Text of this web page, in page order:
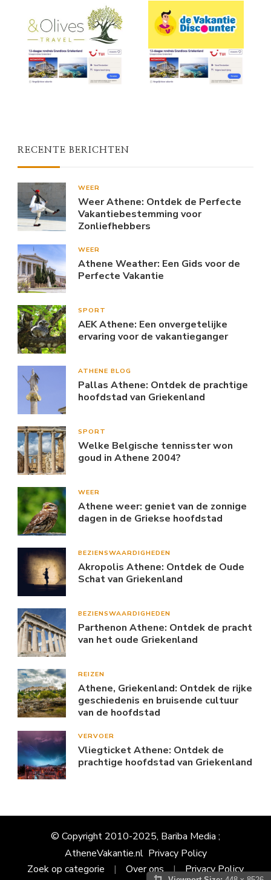
RECENTE BERICHTEN
WEER
Weer Athene: Ontdek de Perfecte
Vakantiebestemming voor
Zonliefhebbers
WEER
Athene Weather: Een Gids voor de
Perfecte Vakantie
SPORT
AEK Athene: Een onvergetelijke
ervaring voor de vakantieganger
ATHENE BLOG
Pallas Athene: Ontdek de prachtige
hoofdstad van Griekenland
SPORT
Welke Belgische tennisster won
goud in Athene 2004?
WEER
Athene weer: geniet van de zonnige
dagen in de Griekse hoofdstad
BEZIENSWAARDIGHEDEN
Akropolis Athene: Ontdek de Oude
Schat van Griekenland
BEZIENSWAARDIGHEDEN
Parthenon Athene: Ontdek de pracht
van het oude Griekenland
REIZEN
Athene, Griekenland: Ontdek de rijke
geschiedenis en bruisende cultuur
van de hoofdstad
VERVOER
Vliegticket Athene: Ontdek de
prachtige hoofdstad van Griekenland
© Copyright 2010-2025, Bariba Media ;
AtheneVakantie.nl Privacy Policy
Zoek op categorie
Over ons Privacy Policy